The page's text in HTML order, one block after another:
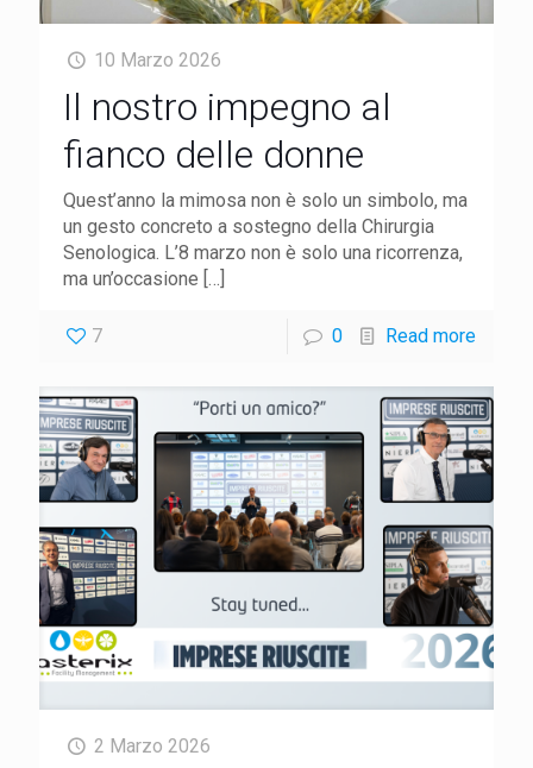
10 Marzo 2026
Il nostro impegno al
fianco delle donne
Quest’anno la mimosa non è solo un simbolo, ma
un gesto concreto a sostegno della Chirurgia
Senologica. L’8 marzo non è solo una ricorrenza,
ma un’occasione […]
7 0 Read more
2 Marzo 2026